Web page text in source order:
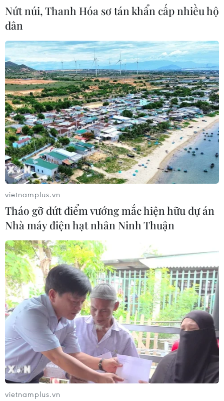
TIN CÙNG CHUYÊN MỤC
Trung Quốc hoàn thành bản đồ địa
chất mới của toàn bộ Mặt Trăng
07/08/2026 08:52
Nứt núi, Thanh Hóa sơ tán khẩn cấp nhiều hộ
dân
vietnamplus.vn
Tháo gỡ dứt điểm vướng mắc hiện hữu dự án
Nhà máy điện hạt nhân Ninh Thuận
vietnamplus.vn